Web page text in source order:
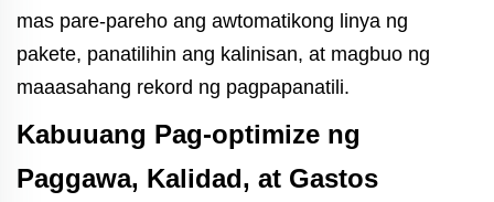
mas pare-pareho ang awtomatikong linya ng
pakete, panatilihin ang kalinisan, at magbuo ng
maaasahang rekord ng pagpapanatili.
Kabuuang Pag-optimize ng
Paggawa, Kalidad, at Gastos